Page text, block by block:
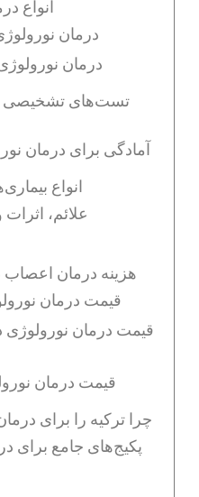
انواع
درمان
درمان
تست‌های تشخیصی
آمادگی برای درمان
انواع
علائم،
هزینه درمان اعصاب در
قیمت درمان
قیمت درمان نورولوژی
قیمت درمان
چرا ترکیه را برای
پکیج‌های جامع برای